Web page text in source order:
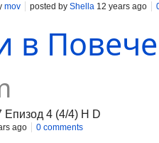
mov posted by Shella 12 years ago
в
4 (4/4) H D
ago 0 comments